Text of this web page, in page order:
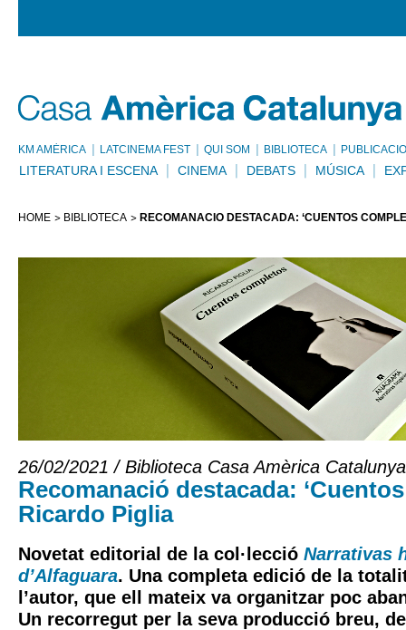
KM AMÈRICA LATCINEMA FEST QUI SOM BIBLIOTECA
LITERATURA I ESCENA CINEMA DEBATS MÚSICA
HOME BIBLIOTECA RECOMANACIÓ DESTACADA: ‘CUENTOS
26/02/2021 / Biblioteca Casa Amèrica Catalunya
Recomanació destacada:
Ricardo Piglia
Novetat editorial de la col·lecció Narrativas
d’Alfaguara. Una completa edició de la
l’autor, que ell mateix va organitzar poc
Un recorregut per la seva producció breu,